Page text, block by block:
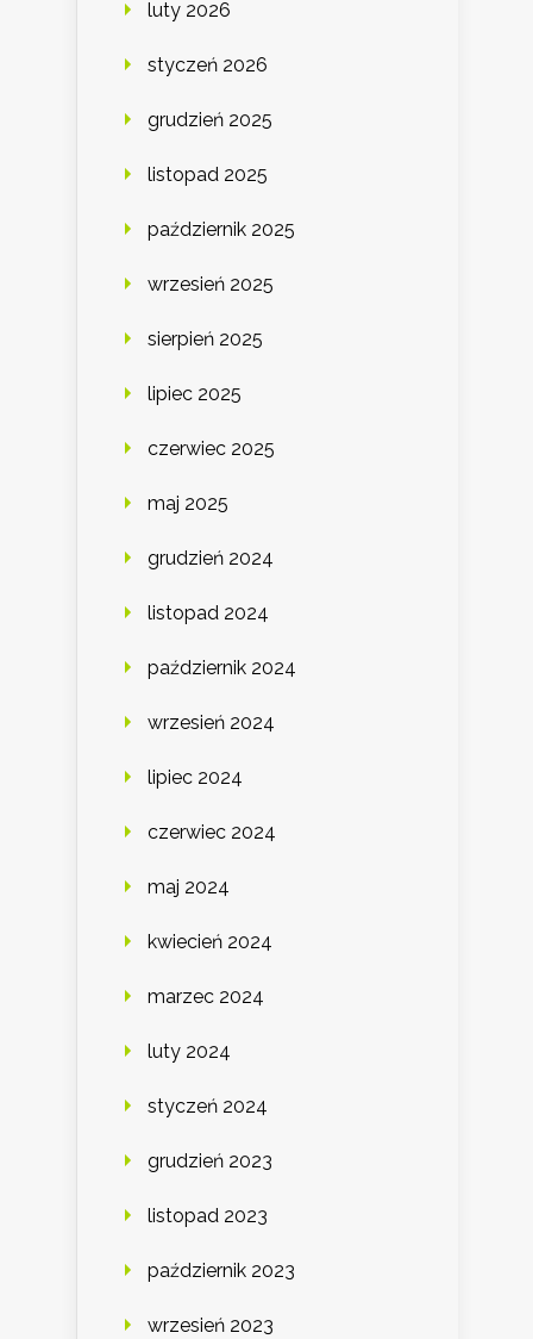
luty 2026
styczeń 2026
grudzień 2025
listopad 2025
październik 2025
wrzesień 2025
sierpień 2025
lipiec 2025
czerwiec 2025
maj 2025
grudzień 2024
listopad 2024
październik 2024
wrzesień 2024
lipiec 2024
czerwiec 2024
maj 2024
kwiecień 2024
marzec 2024
luty 2024
styczeń 2024
grudzień 2023
listopad 2023
październik 2023
wrzesień 2023